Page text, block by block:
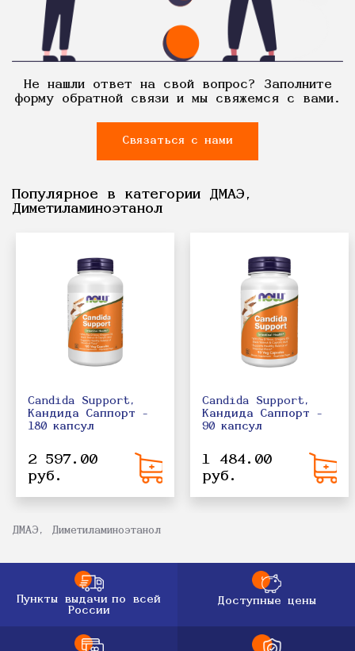
Не нашли ответ на свой вопрос? Заполните
форму обратной связи и мы свяжемся с вами.
Связаться с нами
Популярное в категории ДМАЭ,
Диметиламиноэтанол
Candida Support,
Кандида Саппорт -
180 капсул
2 597.00
руб.
Candida Support,
Кандида Саппорт -
90 капсул
1 484.00
руб.
ДМАЭ, Диметиламиноэтанол
Пункты выдачи по всей
России
Доступные цены